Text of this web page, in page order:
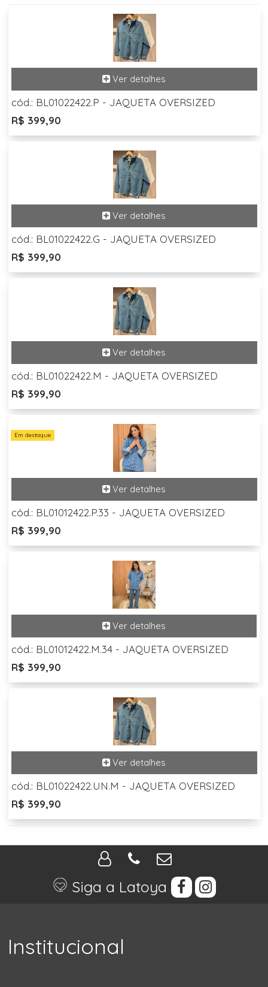
cód.: BL01022422.P - JAQUETA OVERSIZED
R$ 399,90
cód.: BL01022422.G - JAQUETA OVERSIZED
R$ 399,90
cód.: BL01022422.M - JAQUETA OVERSIZED
R$ 399,90
Em destaque
cód.: BL01012422.P.33 - JAQUETA OVERSIZED
R$ 399,90
cód.: BL01012422.M.34 - JAQUETA OVERSIZED
R$ 399,90
cód.: BL01022422.UN.M - JAQUETA OVERSIZED
R$ 399,90
Siga a Latoya
Institucional